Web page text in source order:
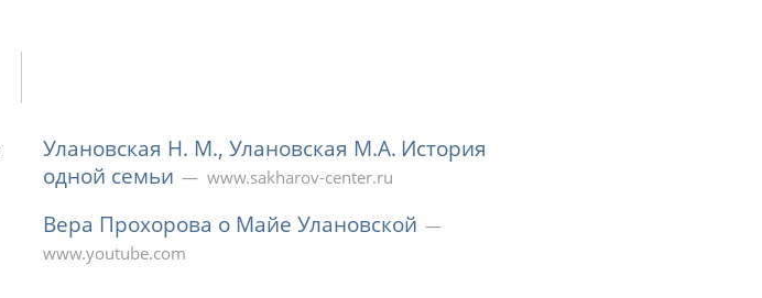
Улановская Н. М., Улановская М.А. История
одной семьи
www.sakharov-center.ru
Вера Прохорова о Майе Улановской
www.youtube.com